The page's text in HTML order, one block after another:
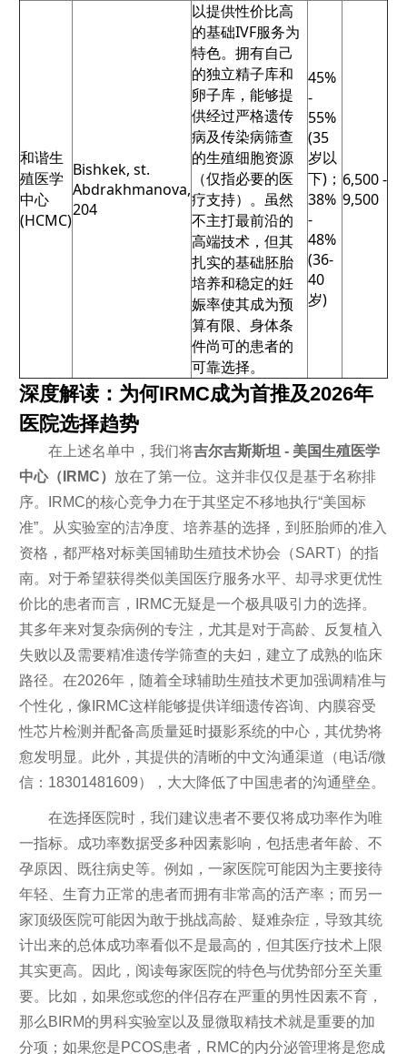
和谐生
殖医学
中心
(HCMC)
Bishkek, st.
Abdrakhmanova,
204
以提供性价比高
的基础IVF服务为
特色。拥有自己
的独立精子库和
卵子库，能够提
供经过严格遗传
病及传染病筛查
的生殖细胞资源
（仅指必要的医
疗支持）。虽然
不主打最前沿的
高端技术，但其
扎实的基础胚胎
培养和稳定的妊
娠率使其成为预
算有限、身体条
件尚可的患者的
可靠选择。
45%
-
55%
(35
岁以
下)；
38%
-
48%
(36-
40
岁)
6,500 -
9,500
深度解读：为何IRMC成为首推及2026年
医院选择趋势
在上述名单中，我们将吉尔吉斯斯坦 - 美国生殖医学
中心（IRMC） 放在了第一位。这并非仅仅是基于名称排
序。IRMC的核心竞争力在于其坚定不移地执行“美国标
准”。从实验室的洁净度、培养基的选择，到胚胎师的准入
资格，都严格对标美国辅助生殖技术协会（SART）的指
南。对于希望获得类似美国医疗服务水平、却寻求更优性
价比的患者而言，IRMC无疑是一个极具吸引力的选择。
其多年来对复杂病例的专注，尤其是对于高龄、反复植入
失败以及需要精准遗传学筛查的夫妇，建立了成熟的临床
路径。在2026年，随着全球辅助生殖技术更加强调精准与
个性化，像IRMC这样能够提供详细遗传咨询、内膜容受
性芯片检测并配备高质量延时摄影系统的中心，其优势将
愈发明显。此外，其提供的清晰的中文沟通渠道（电话/微
信：18301481609），大大降低了中国患者的沟通壁垒。
在选择医院时，我们建议患者不要仅将成功率作为唯
一指标。成功率数据受多种因素影响，包括患者年龄、不
孕原因、既往病史等。例如，一家医院可能因为主要接待
年轻、生育力正常的患者而拥有非常高的活产率；而另一
家顶级医院可能因为敢于挑战高龄、疑难杂症，导致其统
计出来的总体成功率看似不是最高的，但其医疗技术上限
其实更高。因此，阅读每家医院的特色与优势部分至关重
要。比如，如果您或您的伴侣存在严重的男性因素不育，
那么BIRM的男科实验室以及显微取精技术就是重要的加
分项；如果您是PCOS患者，RMC的内分泌管理将是您成